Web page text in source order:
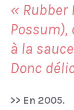
« Rubber
Possum),
à la
Donc
>> En 2005.